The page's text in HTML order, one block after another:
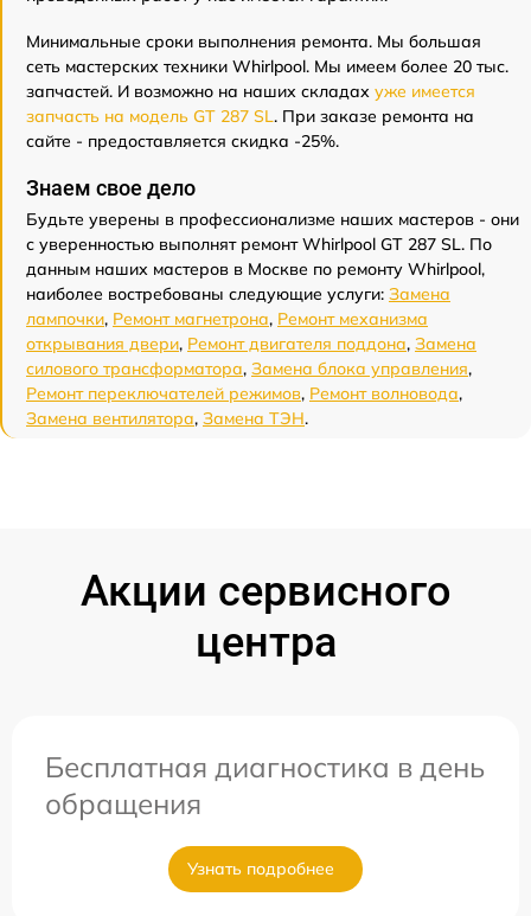
Минимальные сроки выполнения ремонта. Мы большая
сеть мастерских техники Whirlpool. Мы имеем более 20 тыс.
запчастей. И возможно на наших складах уже имеется
запчасть на модель GT 287 SL. При заказе ремонта на
сайте - предоставляется скидка -25%.
Знаем свое дело
Будьте уверены в профессионализме наших мастеров - они
с уверенностью выполнят ремонт Whirlpool GT 287 SL. По
данным наших мастеров в Москве по ремонту Whirlpool,
наиболее востребованы следующие услуги: Замена
лампочки, Ремонт магнетрона, Ремонт механизма
открывания двери, Ремонт двигателя поддона, Замена
силового трансформатора, Замена блока управления,
Ремонт переключателей режимов, Ремонт волновода,
Замена вентилятора, Замена ТЭН.
Акции сервисного
центра
Бесплатная диагностика в день
обращения
Узнать подробнее